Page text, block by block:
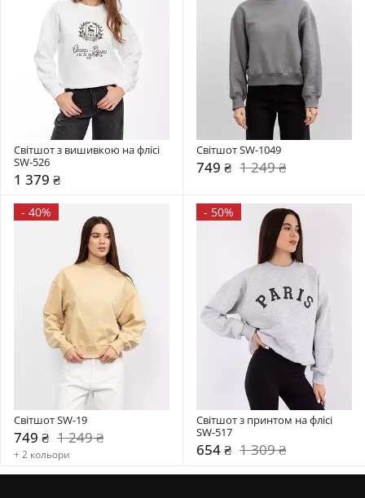
Світшот з вишивкою на флісі
SW-526
1 379 ₴
Світшот SW-1049
749 ₴ 1 249 ₴
- 40%
Світшот SW-19
749 ₴ 1 249 ₴
+ 2 кольори
- 50%
Світшот з принтом на флісі
SW-517
654 ₴ 1 309 ₴